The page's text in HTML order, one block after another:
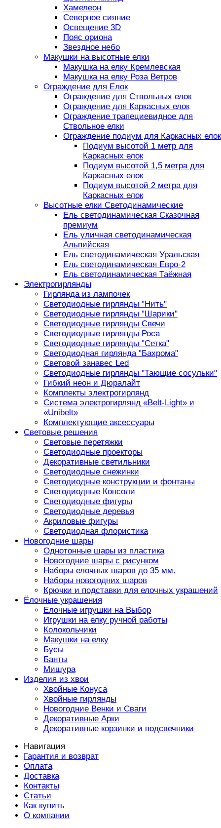
Хамелеон
Северное сияние
Освещение 3D
Пояс ориона
Звездное небо
Макушки на высотные елки
Макушка на елку Кремлевская
Макушка на елку Роза Ветров
Ограждение для Елок
Ограждение для Ствольных елок
Ограждение для Каркасных елок
Ограждение трапециевидное для
Ствольное елки
Ограждение подиум для Каркасных елок
Подиум высотой 1 метр для
Каркасных елок
Подиум высотой 1,5 метра для
Каркасных елок
Подиум высотой 2 метра для
Каркасных елок
Высотные елки Светодинамические
Ель светодинамическая Сказочная
премиум
Ель уличная светодинамическая
Альпийская
Ель светодинамическая Уральская
Ель светодинамическая Евро-2
Ель светодинамическая Таёжная
Электрогирлянды
Гирлянда из лампочек
Светодиодные гирлянды "Нить"
Светодиодные гирлянды "Шарики"
Светодиодные гирлянды Свечи
Светодиодные гирлянды Роса
Светодиодные гирлянды "Сетка"
Светодиодная гирлянда "Бахрома"
Световой занавес Led
Светодиодные гирлянды "Тающие сосульки"
Гибкий неон и Дюралайт
Комплекты электрогирлянд
Система электрогирлянд «Belt-Light» и
«Unibelt»
Комплектующие аксессуары
Световые решения
Световые перетяжки
Светодиодные проекторы
Декоративные светильники
Светодиодные снежинки
Светодиодные конструкции и фонтаны
Светодиодные Консоли
Светодиодные фигуры
Светодиодные деревья
Акриловые фигуры
Светодиодная флористика
Новогодние шары
Однотонные шары из пластика
Новогодние шары с рисунком
Наборы елочных шаров до 35 мм.
Наборы новогодних шаров
Крючки и подставки для елочных украшений
Ёлочные украшения
Елочные игрушки на Выбор
Игрушки на елку ручной работы
Колокольчики
Макушки на елку
Бусы
Банты
Мишура
Изделия из хвои
Хвойные Конуса
Хвойные гирлянды
Новогодние Венки и Сваги
Декоративные Арки
Декоративные корзинки и подсвечники
Навигация
Гарантия и возврат
Оплата
Доставка
Контакты
Статьи
Как купить
О компании